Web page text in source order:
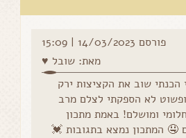
פורסם 14/03/2023 | 15:09
מאת: שובל ♥️
הכנתי שוב את הקציצות ירק
לא הספקתי לצלם מרב
ומושלם! באמת מתכון
🤤 המתכון נמצא בתגובות 💓